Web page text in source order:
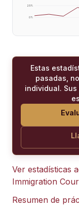
0%
25%
Estas
pasadas,
individual.
Ver estadísticas
Immigration
Resumen de